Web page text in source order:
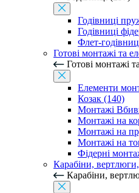
Годівниці
Годівниці
Флет-
Готові монтажі та
Готові монтажі
Елементи
Козак (140)
Монтажі
Монтажі на
Монтажі на
Монтажі на
Фідерні
Карабіни,
Карабіни,